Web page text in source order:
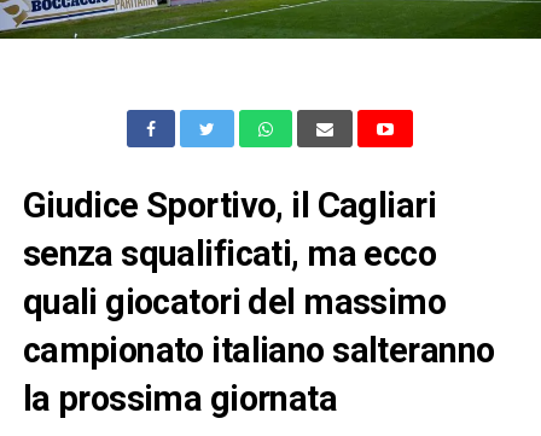
Giudice Sportivo, il Cagliari
senza squalificati, ma ecco
quali giocatori del massimo
campionato italiano salteranno
la prossima giornata